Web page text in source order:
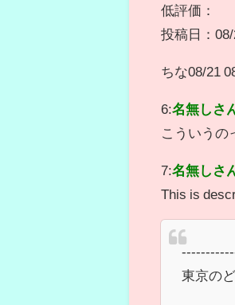
低評価：
投稿日：
ちな08/21
6:名無しさ
こういうの
7:名無しさ
This is
東京の